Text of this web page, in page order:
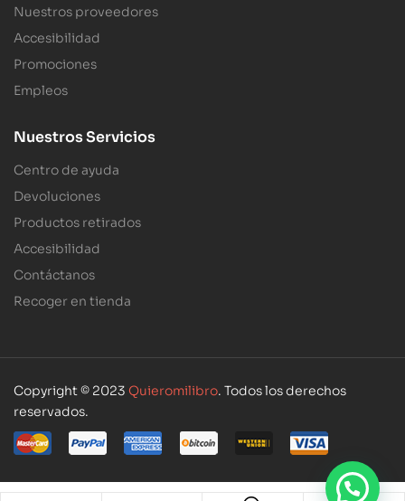
Nuestros proveedores
Accesibilidad
Promociones
Empleos
Nuestros Servicios
Centro de ayuda
Devoluciones
Productos retirados
Accesibilidad
Contáctanos
Recoger en tienda
Copyright © 2023 Quieromilibro. Todos los derechos
reservados.